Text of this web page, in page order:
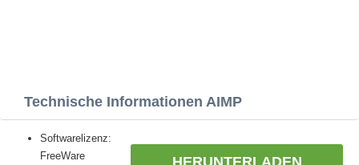
Technische Informationen AIMP
HERUNTERLADEN
Softwarelizenz:
FreeWare